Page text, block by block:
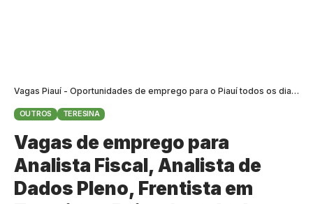
Vagas Piauí - Oportunidades de emprego para o Piauí todos os dias>
OUTROS TERESINA
Vagas de emprego para
Analista Fiscal, Analista de
Dados Pleno, Frentista em